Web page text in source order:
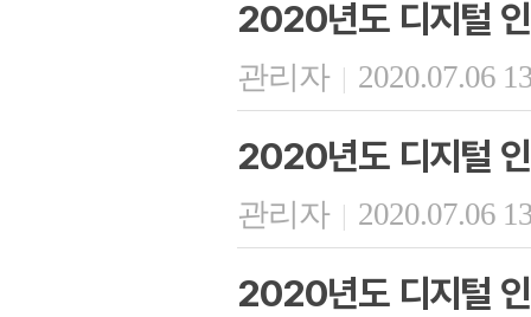
2020년도 디지털
관리자 | 2020.07.06
2020년도 디지털
관리자 | 2020.07.06
2020년도 디지털